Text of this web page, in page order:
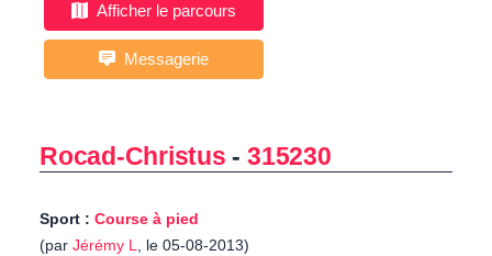
Afficher le parcours
Messagerie
Rocad-Christus -315230
Sport : Course à pied
(par Jérémy L, le 05-08-2013)